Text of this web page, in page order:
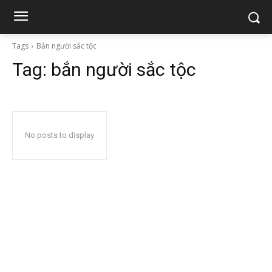
Tags Bắn người sắc tộc
Tag: bắn người sắc tộc
No posts to display